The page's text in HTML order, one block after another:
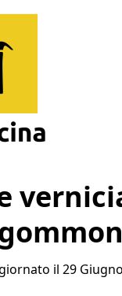
il 29